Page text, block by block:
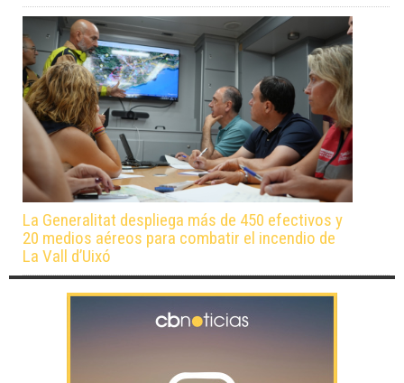
La Generalitat despliega más de 450 efectivos y
20 medios aéreos para combatir el incendio de
La Vall d’Uixó